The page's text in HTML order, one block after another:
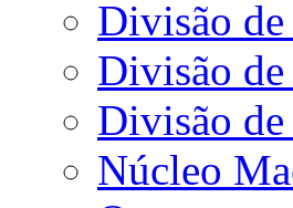
Divisão
Divisão de
Divisão
Núcleo